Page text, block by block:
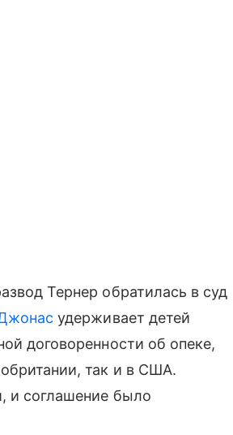
Тернер обратилась в суд
удерживает детей
договоренности об опеке,
так и в США.
и соглашение было